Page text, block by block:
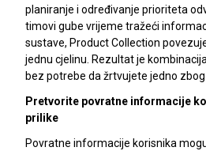
planiranje i određivanje prioriteta
timovi gube vrijeme tražeći
sustave, Product Collection
jednu cjelinu. Rezultat je
bez potrebe da žrtvujete jedno zbog
Pretvorite povratne informacije
prilike
Povratne informacije korisnika